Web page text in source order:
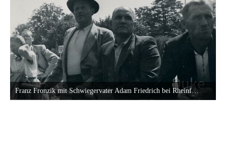
Franz Fronzik mit Schwiegervater Adam Friedrich bei Rheinfahrt 1948
19. September 2014 um 00:48